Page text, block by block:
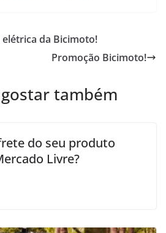
elétrica da Bicimoto!
Promoção Bicimoto!
também
do seu produto
Livre?